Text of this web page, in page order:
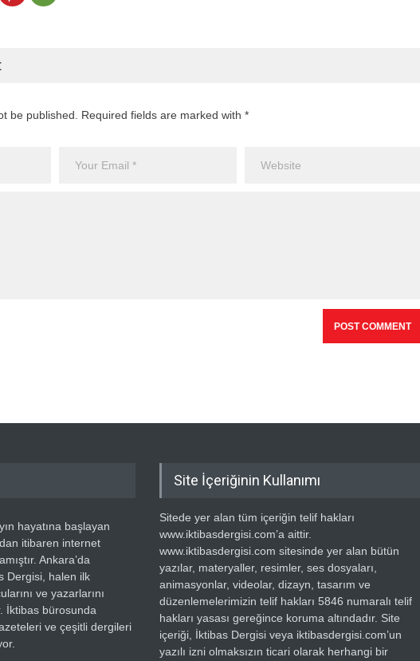
be published. Required fields are marked with *
hayatına başlayan
itibaren internet
Ankara’da
Dergisi, halen ilk
ve yazarlarını
İktibas bürosunda
ve çeşitli dergileri
Site İçeriğinin Kullanımı
Sitede yer alan tüm içeriğin telif hakları
www.iktibasdergisi.com’a aittir.
www.iktibasdergisi.com sitesinde yer alan bütün
yazılar, materyaller, resimler, ses dosyaları,
animasyonlar, videolar, dizayn, tasarım ve
düzenlemelerimizin telif hakları 5846 numaralı telif
hakları yasası gereğince koruma altındadır. Site
içeriği, İktibas Dergisi veya iktibasdergisi.com’un
yazılı izni olmaksızın ticari olarak herhangi bir